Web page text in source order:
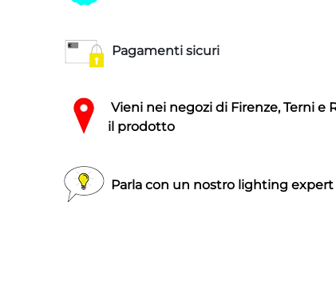
Pagamenti sicuri
Vieni nei negozi di Firenze, Terni e
il prodotto
Parla con un nostro lighting expert